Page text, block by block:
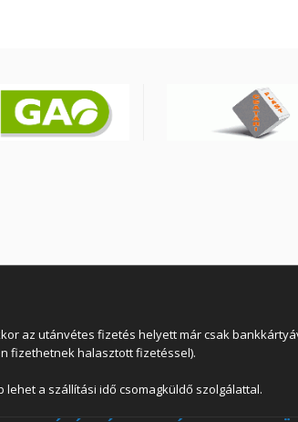
az utánvétes fizetés helyett már csak
fizethetnek halasztott fizetéssel).
a szállítási idő csomagküldő szolgálattal.